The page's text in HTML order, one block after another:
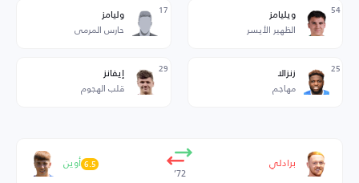
54 ويليامز
الظهير الأيسر
17 وليامز
حارس المرمى
25 زنزالا
مهاجم
29 إيفانز
قلب الهجوم
برادلي
72’
أوين6.5